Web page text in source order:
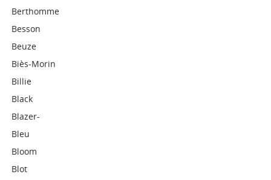
Berthomme
Besson
Beuze
Biès-Morin
Billie
Black
Blazer-
Bleu
Bloom
Blot